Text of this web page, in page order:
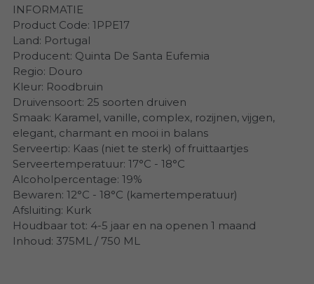
INFORMATIE
Product Code: 1PPE17
Land: Portugal
Producent: Quinta De Santa Eufemia
Regio: Douro
Kleur: Roodbruin
Druivensoort: 25 soorten druiven
Smaak: Karamel, vanille, complex, rozijnen, vijgen,
elegant, charmant en mooi in balans
Serveertip: Kaas (niet te sterk) of fruittaartjes
Serveertemperatuur: 17°C - 18°C
Alcoholpercentage: 19%
Bewaren: 12°C - 18°C (kamertemperatuur)
Afsluiting: Kurk
Houdbaar tot: 4-5 jaar en na openen 1 maand
Inhoud: 375ML / 750 ML